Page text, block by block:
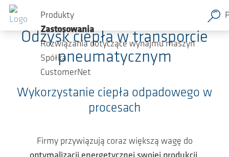
Przejdź do głównej zawartości
Produkty
Zastosowania
Rozwiązania dotyczące wynajmu maszyn
Spółka
CustomerNet
Odzysk ciepła w transporcie
pneumatycznym
Wykorzystanie ciepła odpadowego w
procesach
Firmy przywiązują coraz większą wagę do